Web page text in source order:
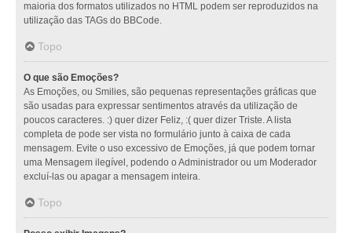
maioria dos formatos utilizados no HTML podem ser reproduzidos na
utilização das TAGs do BBCode.
Topo
O que são Emoções?
As Emoções, ou Smilies, são pequenas representações gráficas que
são usadas para expressar sentimentos através da utilização de
poucos caracteres. :) quer dizer Feliz, :( quer dizer Triste. A lista
completa de pode ser vista no formulário junto à caixa de cada
mensagem. Evite o uso excessivo de Emoções, já que podem tornar
uma Mensagem ilegível, podendo o Administrador ou um Moderador
excluí-las ou apagar a mensagem inteira.
Topo